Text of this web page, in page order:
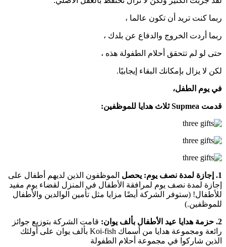
ربما كنت تريد أن تكون عالما ،
ربما أردت الخروج والدفاع عن بلدك ،
حتى لو لم تتحقق أحلام الطفولة هذه ،
لكن لا يزال بإمكانك البقاء إيجابيًا.
في يوم الطفل،
قدمت Supmea ثلاث هدايا للموظفين:
1. إجازة لمدة نصف يوم: يحصل
الموظفون الذين لديهم أطفال على
إجازة لمدة نصف يوم لمرافقة الأطفال في المنزل لقضاء يوم مفيد
للأطفال! (ستوفر الشركة أيضًا مزايا مثل تأمين الوالدين والأطفال
للموظفين.)
2. حزمة هدايا عيد الأطفال بألف يوان:
قامت الشركة بتوزيع جوائز
رائعة ومجموعة هدايا من أسماك Koi-fish بألف يوان على أولئك
الذين شاركوا في مجموعة أحلام الطفولة